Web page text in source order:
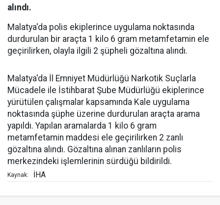
alındı.
Malatya'da polis ekiplerince uygulama noktasında
durdurulan bir araçta 1 kilo 6 gram metamfetamin ele
geçirilirken, olayla ilgili 2 şüpheli gözaltına alındı.
Malatya'da İl Emniyet Müdürlüğü Narkotik Suçlarla
Mücadele ile İstihbarat Şube Müdürlüğü ekiplerince
yürütülen çalışmalar kapsamında Kale uygulama
noktasında şüphe üzerine durdurulan araçta arama
yapıldı. Yapılan aramalarda 1 kilo 6 gram
metamfetamin maddesi ele geçirilirken 2 zanlı
gözaltına alındı. Gözaltına alınan zanlıların polis
merkezindeki işlemlerinin sürdüğü bildirildi.
Kaynak: İHA